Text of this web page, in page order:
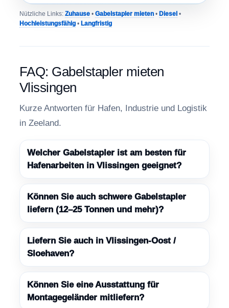
Nützliche Links: Zuhause • Gabelstapler mieten • Diesel •
Hochleistungsfähig • Langfristig
FAQ: Gabelstapler mieten
Vlissingen
Kurze Antworten für Hafen, Industrie und Logistik
in Zeeland.
Welcher Gabelstapler ist am besten für
Hafenarbeiten in Vlissingen geeignet?
Können Sie auch schwere Gabelstapler
liefern (12–25 Tonnen und mehr)?
Liefern Sie auch in Vlissingen-Oost /
Sloehaven?
Können Sie eine Ausstattung für
Montagegeländer mitliefern?